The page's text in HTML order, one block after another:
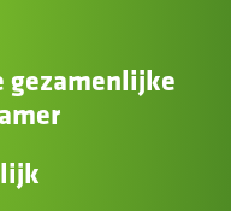
gezamenlijke